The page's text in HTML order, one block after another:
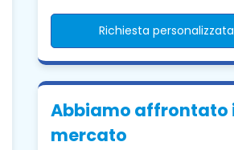
Richiesta personalizzata
Abbiamo affrontato
mercato